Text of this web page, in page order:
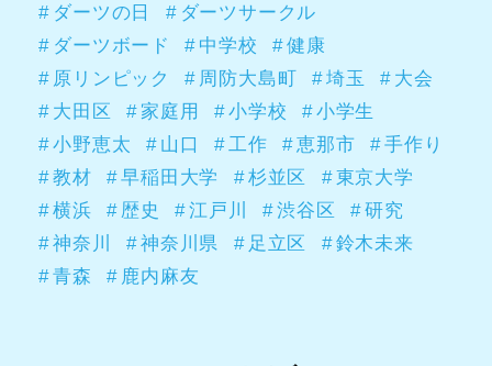
ダーツの日
ダーツサークル
ダーツボード
中学校
健康
原リンピック
周防大島町 埼玉
大会
大田区
家庭用 小学校
小学生
小野恵太
山口 工作 恵那市
手作り
教材
早稲田大学 杉並区
東京大学
横浜
歴史 江戸川 渋谷区
研究
神奈川
神奈川県 足立区
鈴木未来
青森
鹿内麻友